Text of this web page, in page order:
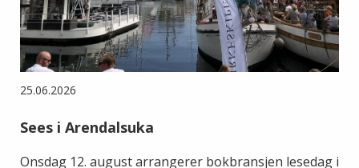
25.06.2026
Sees i Arendalsuka
Onsdag 12. august arrangerer bokbransjen lesedag i